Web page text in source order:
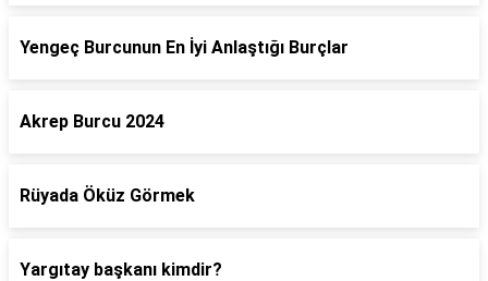
Yengeç Burcunun En İyi Anlaştığı Burçlar
Akrep Burcu 2024
Rüyada Öküz Görmek
Yargıtay başkanı kimdir?